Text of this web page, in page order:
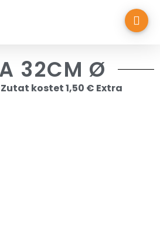
32CM Ø
kostet 1,50 € Extra